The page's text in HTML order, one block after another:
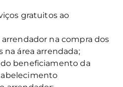
gratuitos ao
na compra dos
área arrendada;
beneficiamento da